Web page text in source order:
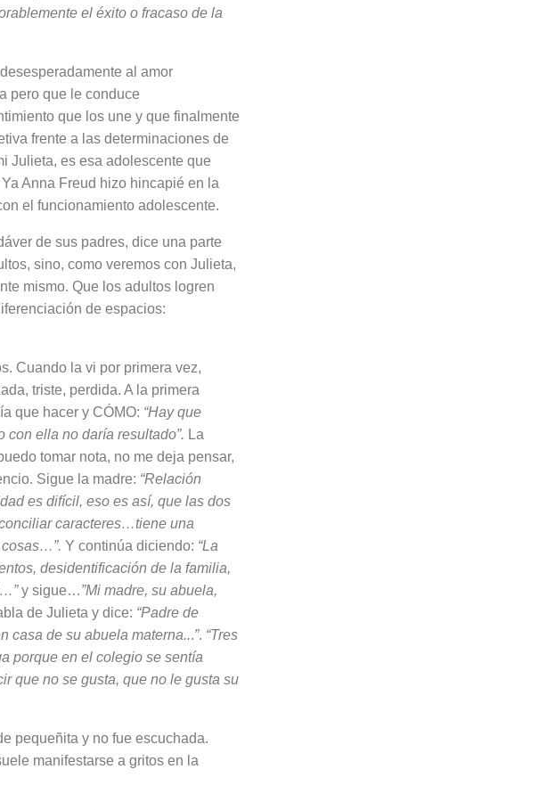
el éxito o fracaso de la
al amor
pero que le conduce
que los une y que finalmente
frente a las determinaciones de
Julieta, es esa adolescente que
Anna Freud hizo hincapié en la
el funcionamiento adolescente.
de sus padres, dice una parte
sino, como veremos con Julieta,
mismo. Que los adultos logren
de espacios:
Cuando la vi por pri­mera vez,
triste, per­dida. A la primera
que ha­cer y CÓMO: “Hay que
ella no daría resultado”. La
tomar nota, no me deja pensar,
Sigue la madre: “Rela­ción
es difícil, eso es así, que las dos
ca­racteres…tiene una
Y continúa diciendo: “La
desidentificación de la familia,
y sigue…”Mi madre, su abuela,
de Julieta y dice: “Padre de
casa de su abuela materna...”. “Tres
porque en el colegio se sentía
que no se gusta, que no le gusta su
pequeñita y no fue escu­chada.
manifestarse a gritos en la